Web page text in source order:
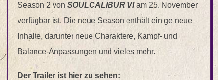
Season 2 von SOULCALIBUR VIam 25. November
verfügbar ist. Die neue Season enthält einige neue
Inhalte, darunter neue Charaktere, Kampf- und
Balance-Anpassungen und vieles mehr.
Der Trailer ist hier zu sehen: